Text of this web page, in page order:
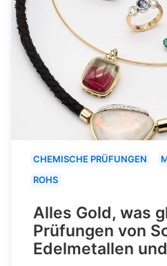
CHEMISCHE PRÜFUNGEN
ROHS
Alles Gold, was
Prüfungen von
Edelmetallen